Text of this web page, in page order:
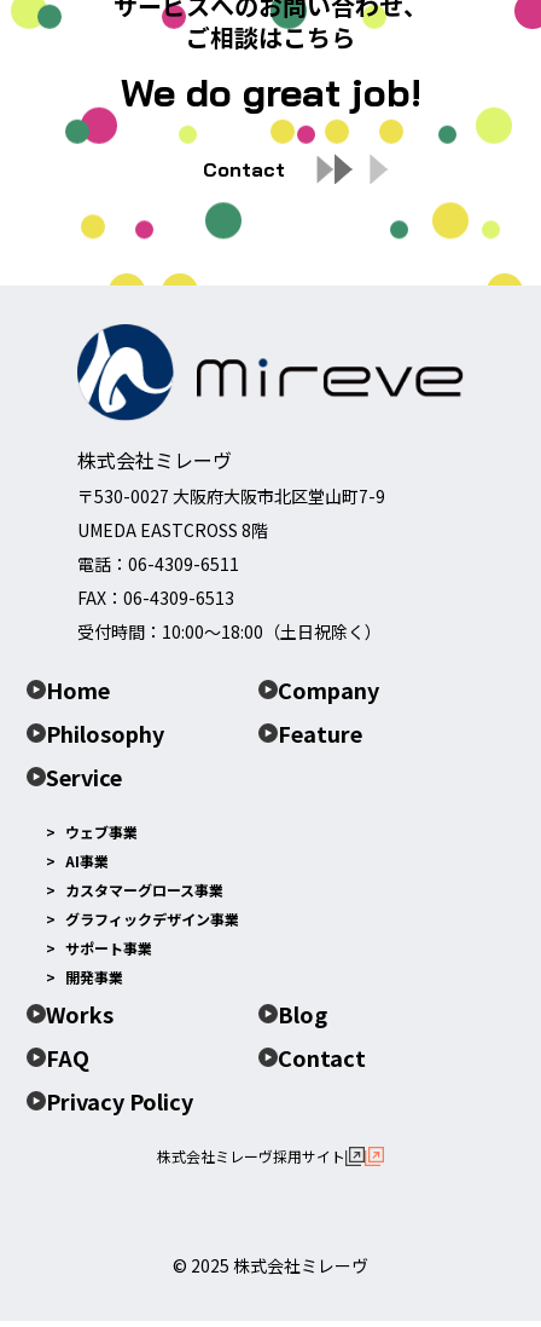
ご相談はこちら
We do great job!
Contact
株式会社ミレーヴ
〒530-0027 大阪府大阪市北区堂山町7-9
UMEDA EASTCROSS 8階
電話： 06-4309-6511
FAX：06-4309-6513
受付時間：10:00～18:00（土日祝除く）
Home
Company
Philosophy
Feature
Service
ウェブ事業
AI事業
カスタマーグロース事業
グラフィックデザイン事業
サポート事業
開発事業
Works
Blog
FAQ
Contact
Privacy Policy
株式会社ミレーヴ採用サイト
© 2025 株式会社ミレーヴ